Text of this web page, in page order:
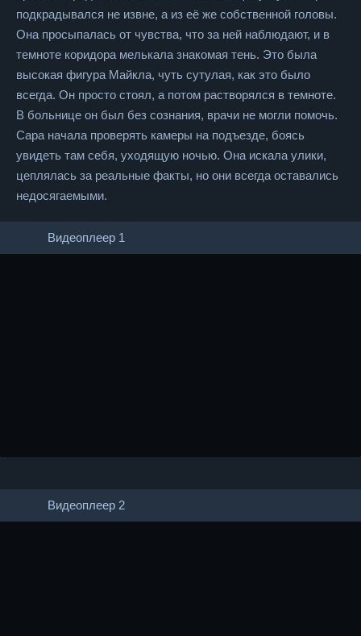
подкрадывался не извне, а из её же собственной головы.
Она просыпалась от чувства, что за ней наблюдают, и в
темноте коридора мелькала знакомая тень. Это была
высокая фигура Майкла, чуть сутулая, как это было
всегда. Он просто стоял, а потом растворялся в темноте.
В больнице он был без сознания, врачи не могли помочь.
Сара начала проверять камеры на подъезде, боясь
увидеть там себя, уходящую ночью. Она искала улики,
цеплялась за реальные факты, но они всегда оставались
недосягаемыми.
Видеоплеер 1
Видеоплеер 2